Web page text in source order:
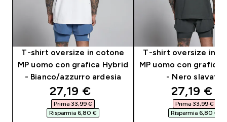
T-shirt oversize in cotone
MP uomo con grafica Hybrid
- Bianco/azzurro ardesia
discounted price
27,19 €‎
Prima 33,99 €‎
Risparmia 6,80 €‎
T-shirt oversize in
MP uomo con grafica
- Nero slavato
27,19 €‎
Prima 33,99 €‎
Risparmia 6,80 €‎